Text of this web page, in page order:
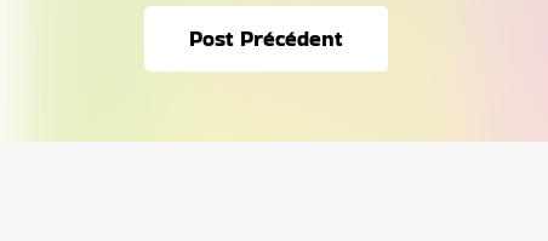
Post Précédent